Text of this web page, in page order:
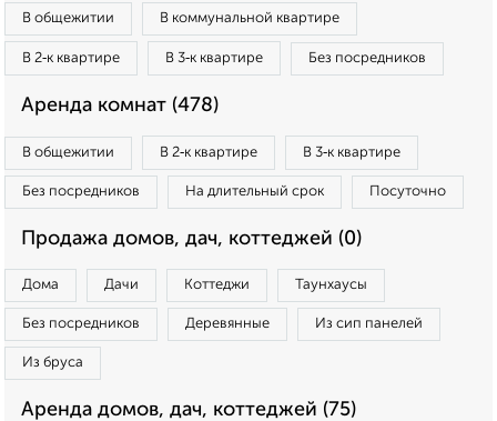
В общежитии В коммунальной квартире
В 2‑к квартире В 3‑к квартире Без посредников
Аренда комнат (478)
В общежитии В 2‑к квартире В 3‑к квартире
Без посредников На длительный срок Посуточно
Продажа домов, дач, коттеджей (0)
Дома Дачи Коттеджи Таунхаусы
Без посредников Деревянные Из сип панелей
Из бруса
Аренда домов, дач, коттеджей (75)